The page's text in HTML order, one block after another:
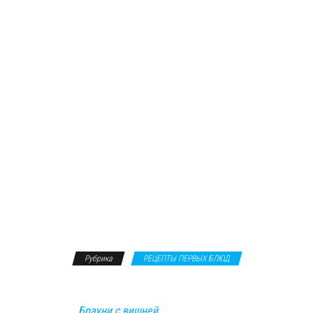
Рубрика РЕЦЕПТЫ ПЕРВЫХ БЛЮД